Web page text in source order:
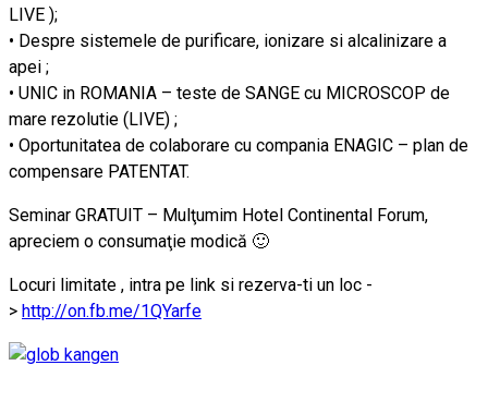
LIVE );
• Despre sistemele de purificare, ionizare si alcalinizare a
apei ;
• UNIC in ROMANIA – teste de SANGE cu MICROSCOP de
mare rezolutie (LIVE) ;
• Oportunitatea de colaborare cu compania ENAGIC – plan de
compensare PATENTAT.
Seminar GRATUIT – Mulţumim Hotel Continental Forum,
apreciem o consumaţie modică 🙂
Locuri limitate , intra pe link si rezerva-ti un loc -
> http://on.fb.me/1QYarfe